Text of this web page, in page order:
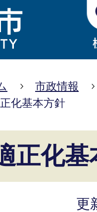
市政情報
化基本方針
正化基
更